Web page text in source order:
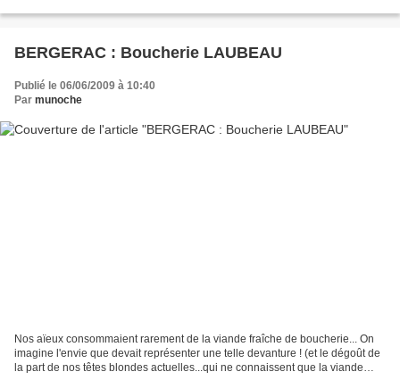
BERGERAC : Boucherie LAUBEAU
Publié le 06/06/2009 à 10:40
Par munoche
Nos aïeux consommaient rarement de la viande fraîche de boucherie... On
imagine l'envie que devait représenter une telle devanture ! (et le dégoût de
la part de nos têtes blondes actuelles...qui ne connaissent que la viande